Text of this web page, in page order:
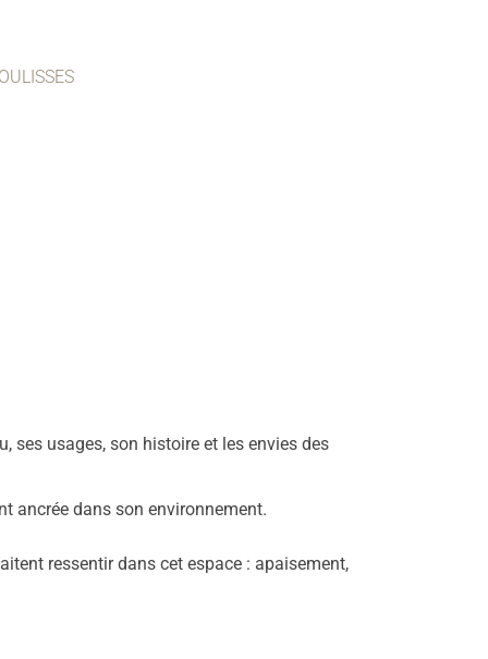
ses usages, son histoire et les envies des
ancrée dans son environnement.
ressentir dans cet espace : apaisement,